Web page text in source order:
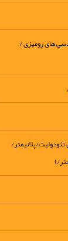
های رومیزی /
پلانیمتر/
)